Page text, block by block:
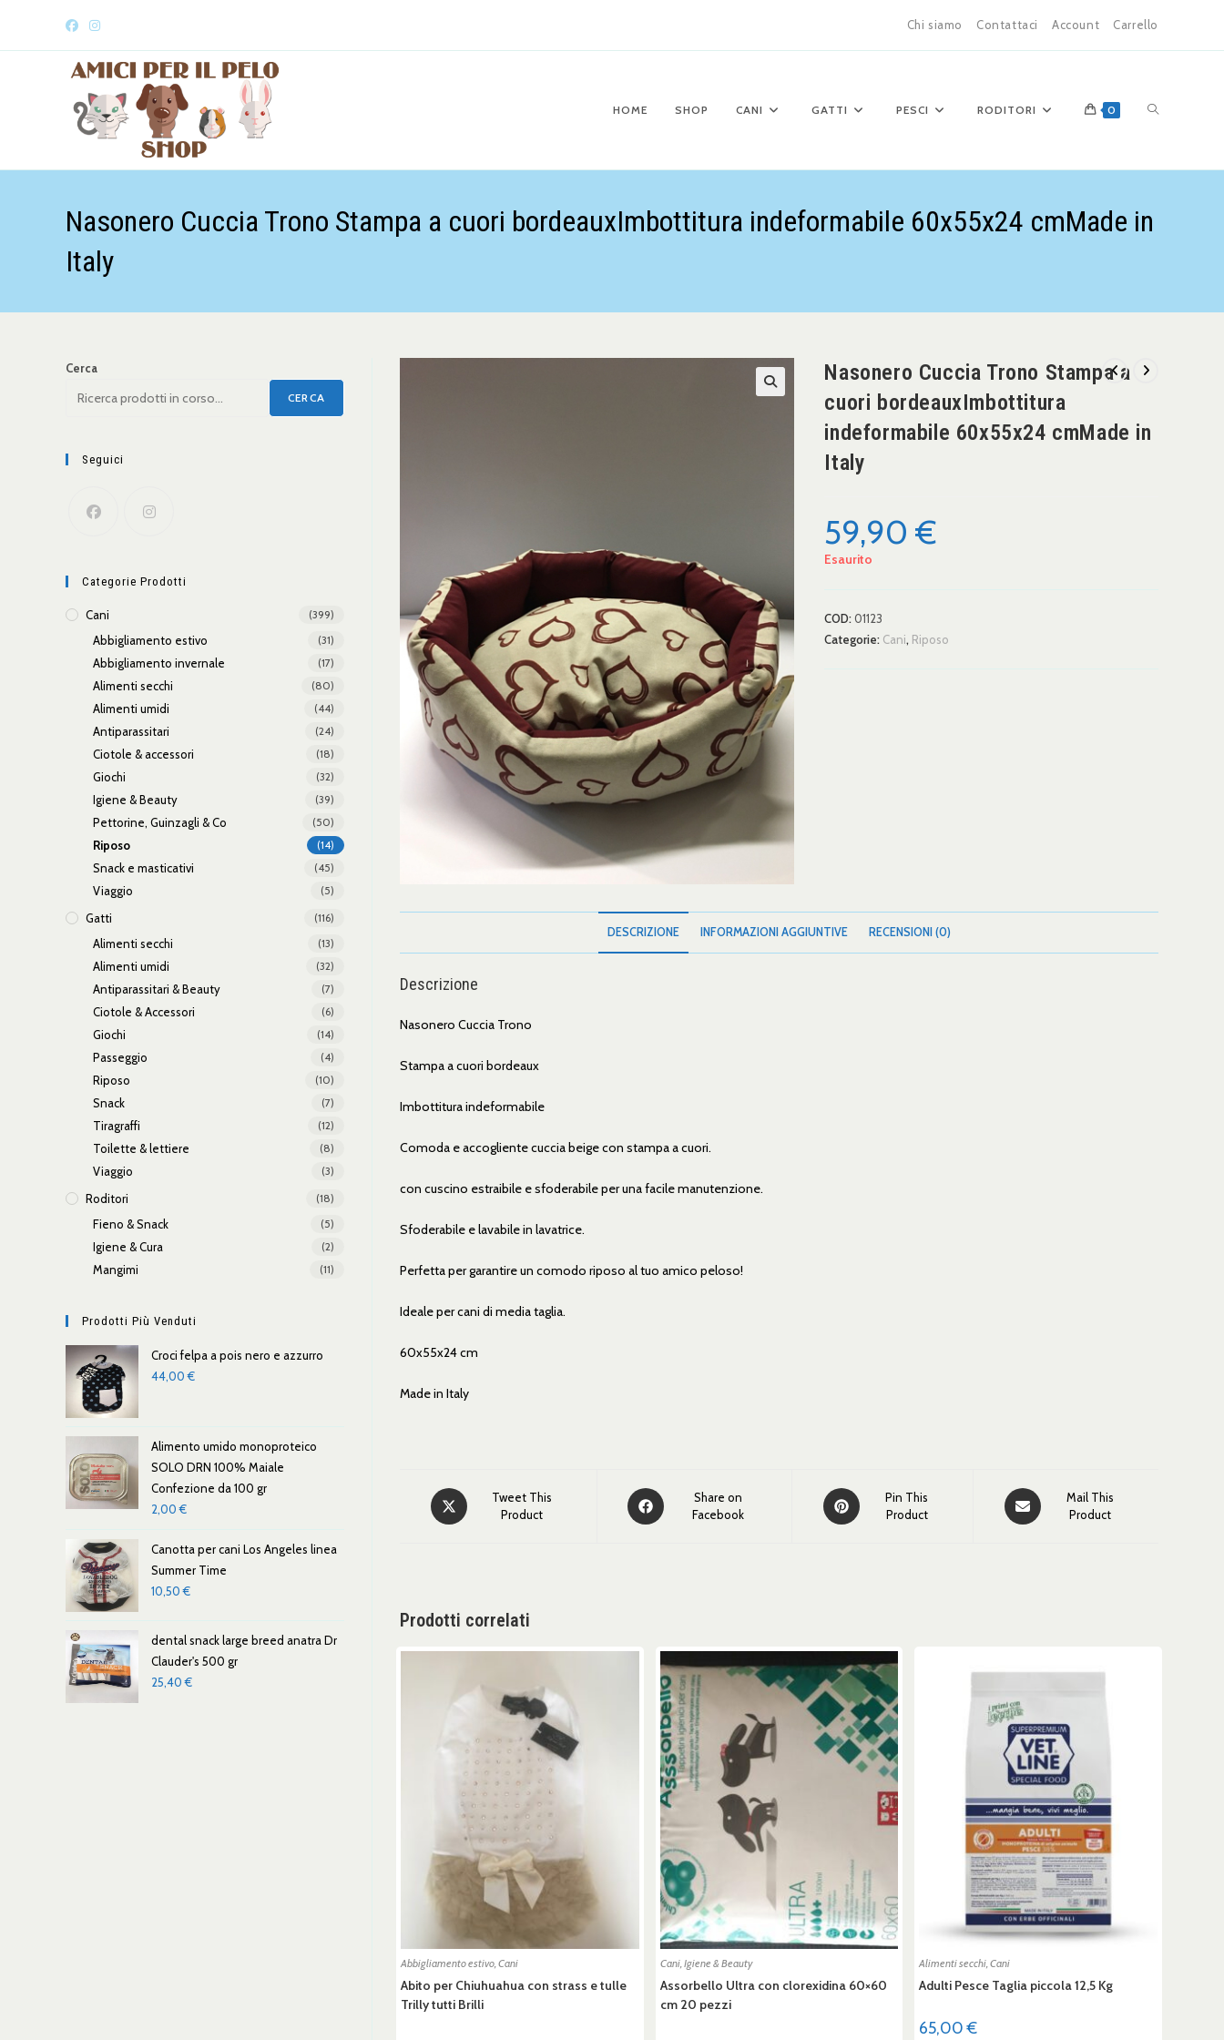
Chi siamo Contattaci Account Carrello
HOME SHOP CANI GATTI PESCI RODITORI 0
Nasonero Cuccia Trono Stampa a cuori bordeauxImbottitura indeformabile 60x55x24 cmMade in
Italy
Nasonero Cuccia Trono Stampa a
cuori bordeauxImbottitura
indeformabile 60x55x24 cmMade in
Italy
59,90€
Esaurito
COD:01123
Categorie: Cani, Riposo
DESCRIZIONE INFORMAZIONI AGGIUNTIVE RECENSIONI (0)
Descrizione
Nasonero Cuccia Trono
Stampa a cuori bordeaux
Imbottitura indeformabile
Comoda e accogliente cuccia beige con stampa a cuori.
con cuscino estraibile e sfoderabile per una facile manutenzione.
Sfoderabile e lavabile in lavatrice.
Perfetta per garantire un comodo riposo al tuo amico peloso!
Ideale per cani di media taglia.
60x55x24 cm
Made in Italy
Tweet This
Product
Share on
Facebook
Pin This
Product
Mail This
Product
Prodotti correlati
Abbigliamento estivo ,Cani
Abito per Chiuhuahua con strass e tulle
Trilly tutti Brilli
Cani, Igiene & Beauty
Assorbello Ultra con clorexidina 60×60
cm 20 pezzi
Alimenti secchi, Cani
Adulti Pesce Taglia piccola 12,5 Kg
65,00€
Cerca
CERCA
Seguici
Categorie Prodotti
Cani (399)
Abbigliamento estivo (31)
Abbigliamento invernale (17)
Alimenti secchi (80)
Alimenti umidi (44)
Antiparassitari (24)
Ciotole & accessori (18)
Giochi (32)
Igiene & Beauty (39)
Pettorine, Guinzagli & Co (50)
Riposo (14)
Snack e masticativi (45)
Viaggio (5)
Gatti (116)
Alimenti secchi (13)
Alimenti umidi (32)
Antiparassitari & Beauty (7)
Ciotole & Accessori (6)
Giochi (14)
Passeggio (4)
Riposo (10)
Snack (7)
Tiragraffi (12)
Toilette & lettiere (8)
Viaggio (3)
Roditori (18)
Fieno & Snack (5)
Igiene & Cura (2)
Mangimi (11)
Prodotti Più Venduti
Croci felpa a pois nero e azzurro
44,00€
Alimento umido monoproteico
SOLO DRN 100% Maiale
Confezione da 100 gr
2,00€
Canotta per cani Los Angeles linea
Summer Time
10,50€
dental snack large breed anatra Dr
Clauder's 500 gr
25,40€